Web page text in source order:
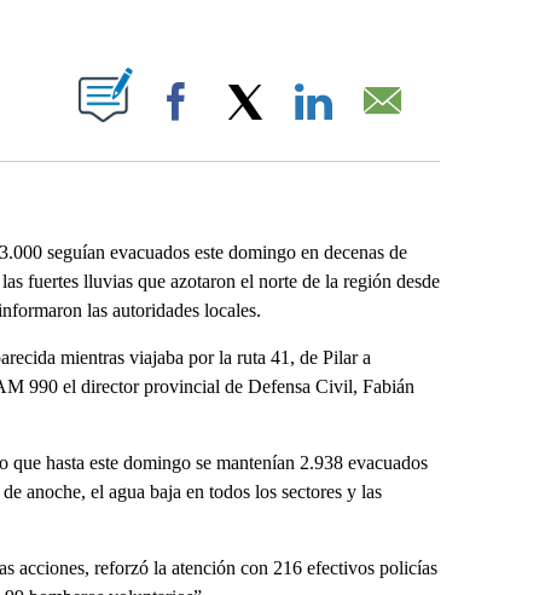
NEW PAGES ON "".
Facebook
seguían evacuados este domingo en decenas de
fuertes lluvias que azotaron el norte de la región desde
las autoridades locales.
mientras viajaba por la ruta 41, de Pilar a
990 el director provincial de Defensa Civil, Fabián
hasta este domingo se mantenían 2.938 evacuados
anoche, el agua baja en todos los sectores y las
acciones, reforzó la atención con 216 efectivos policías